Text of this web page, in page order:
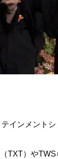
インメントシ
TXT）や